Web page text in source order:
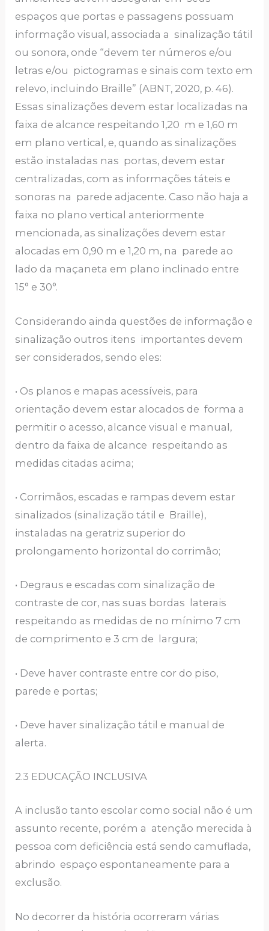
espaços que portas e passagens possuam
informação visual, associada a sinalização tátil
ou sonora, onde “devem ter números e/ou
letras e/ou pictogramas e sinais com texto em
relevo, incluindo Braille” (ABNT, 2020, p. 46).
Essas sinalizações devem estar localizadas na
faixa de alcance respeitando 1,20 m e 1,60 m
em plano vertical, e, quando as sinalizações
estão instaladas nas portas, devem estar
centralizadas, com as informações táteis e
sonoras na parede adjacente. Caso não haja a
faixa no plano vertical anteriormente
mencionada, as sinalizações devem estar
alocadas em 0,90 m e 1,20 m, na parede ao
lado da maçaneta em plano inclinado entre
15° e 30°.
Considerando ainda questões de informação e
sinalização outros itens importantes devem
ser considerados, sendo eles:
• Os planos e mapas acessíveis, para
orientação devem estar alocados de forma a
permitir o acesso, alcance visual e manual,
dentro da faixa de alcance respeitando as
medidas citadas acima;
• Corrimãos, escadas e rampas devem estar
sinalizados (sinalização tátil e Braille),
instaladas na geratriz superior do
prolongamento horizontal do corrimão;
• Degraus e escadas com sinalização de
contraste de cor, nas suas bordas laterais
respeitando as medidas de no mínimo 7 cm
de comprimento e 3 cm de largura;
• Deve haver contraste entre cor do piso,
parede e portas;
• Deve haver sinalização tátil e manual de
alerta.
2.3 EDUCAÇÃO INCLUSIVA
A inclusão tanto escolar como social não é um
assunto recente, porém a atenção merecida à
pessoa com deficiência está sendo camuflada,
abrindo espaço espontaneamente para a
exclusão.
No decorrer da história ocorreram várias